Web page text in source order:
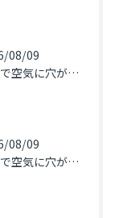
08/09
目の前で空気に穴が空いた(最終編)邪悪な群衆の視線と空中の笑い声
08/09
目の前で空気に穴が空いた(続編)大きな炎が現れて憑依された。